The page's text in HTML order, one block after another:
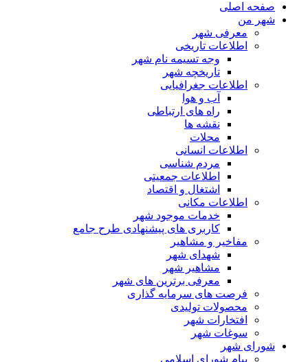
صفحه اصلی
شهر من
معرفی شهر
اطلاعات تاریخی
وجه تسیمه نام شهر
تاریخچه شهر
اطلاعات جغرافیایی
آب و هوا
راه های ارتباطی
نقشه ها
محلات
اطلاعات انسانی
مردم شناسی
اطلاعات جمعیتی
اشتغال و اقتصاد
اطلاعات مکانی
خدمات موجود شهر
کاربری های پیشنهادی طرح جامع
مفاخیر و مشاهیر
شهدای شهر
مشاهیر شهر
معرفی برترین های شهر
فرصت های سرمایه گذاری
محصولات تولیدی
افتخارات شهر
سوغات شهر
شورای شهر
پیام شورای اسلامی